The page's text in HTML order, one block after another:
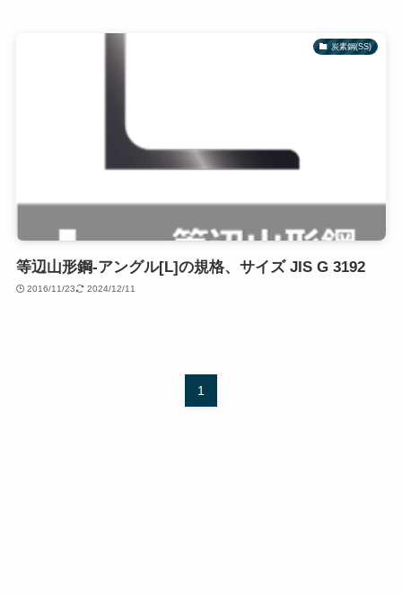
炭素鋼(SS)
等辺山形鋼-アングル[L]の規格、サイズ JIS G 3192
2016/11/23 2024/12/11
1